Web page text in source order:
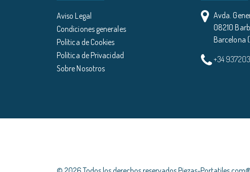
Aviso Legal
Condiciones generales
Política de Cookies
Política de Privacidad
Sobre Nosotros
Avda.
08210
Barcelona
+34